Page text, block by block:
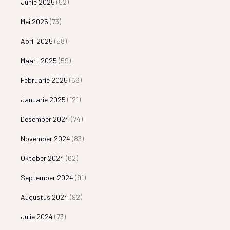
Junie 2025 (52)
Mei 2025 (73)
April 2025 (58)
Maart 2025 (59)
Februarie 2025 (66)
Januarie 2025 (121)
Desember 2024 (74)
November 2024 (83)
Oktober 2024 (62)
September 2024 (91)
Augustus 2024 (92)
Julie 2024 (73)